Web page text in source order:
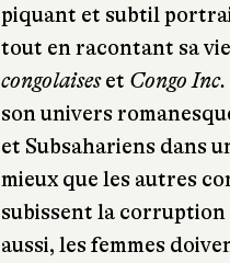
piquant et subtil
tout en racontant sa
congolaiseset Congo Inc.
son univers
et Subsahariens dans
mieux que les autres
subissent la
aussi, les femmes